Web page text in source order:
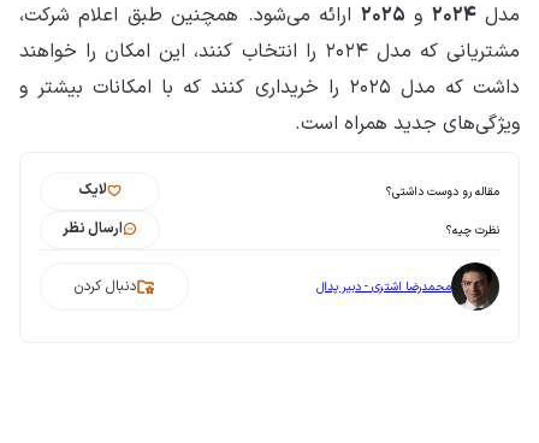
مدل۲۰۲۴ و ۲۰۲۵ ارائه می‌شود. همچنین طبق اعلام شرکت،
مشتریانی که مدل ۲۰۲۴ را انتخاب کنند، این امکان را خواهند
داشت که مدل ۲۰۲۵ را خریداری کنند که با امکانات بیشتر و
ویژگی‌های جدید همراه است.
مقاله رو دوست داشتی؟ لایک
نظرت چیه؟ ارسال نظر
محمدرضا اشتری - دبیر پدال دنبال کردن